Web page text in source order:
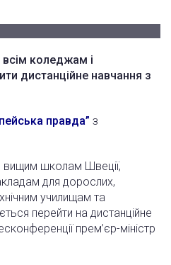
коледжам і
дистанційне навчання з
правда” з
вищим школам Швеції,
для дорослих,
училищам та
перейти на дистанційне
прем’єр-міністр